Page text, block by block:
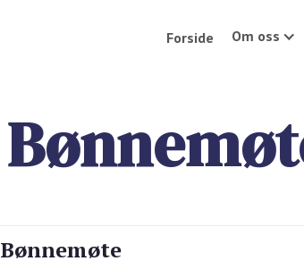
Forside Om oss
Bønnemøte